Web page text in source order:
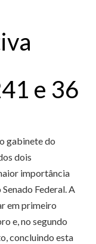
e 36
gabinete do
dois
importância
Federal. A
em primeiro
e, no segundo
concluindo esta